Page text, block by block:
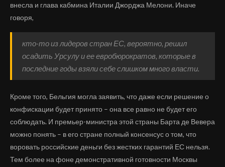
внесла и глава кабмина Италии Джорджа Мелони. Иначе
говоря,
кто-то из лидеров стран ЕС, вероятно, решил
осадить Урсулу и ее евробюрократов, которые в
последние годы взяли себе слишком много власти.
Кроме того, Бельгия могла заявить, что даже если решение о
конфискации будет принято – она все равно не будет его
соблюдать. И премьер-министра этой страны Барта де Вевера
можно понять – в его стране полный консенсус о том, что
воровать российские деньги без жестких гарантий ЕС нельзя.
Тем более на фоне демонстративной готовности Москвы